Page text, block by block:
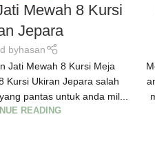
Mewah 8 Kursi
Jepara
byhasan
Jati Mewah 8 Kursi Meja
Kursi Ukiran Jepara salah
pantas untuk anda mil...
READING